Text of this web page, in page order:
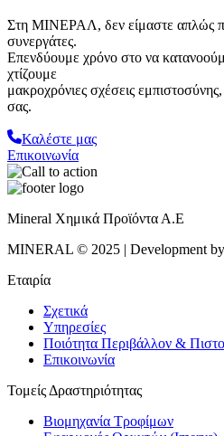
Στη ΜΙΝΕΡΑΛ, δεν είμαστε απλώς
συνεργάτες.
Επενδύουμε χρόνο στο να
χτίζουμε
μακροχρόνιες σχέσεις
σας.
Καλέστε μας
Επικοινωνία
Mineral Χημικά Προϊόντα Α.Ε
MINERAL © 2025 | Development by
Εταιρία
Σχετικά
Υπηρεσίες
Ποιότητα Περιβάλλον &
Επικοινωνία
Τομείς Δραστηριότητας
Βιομηχανία Τροφίμων